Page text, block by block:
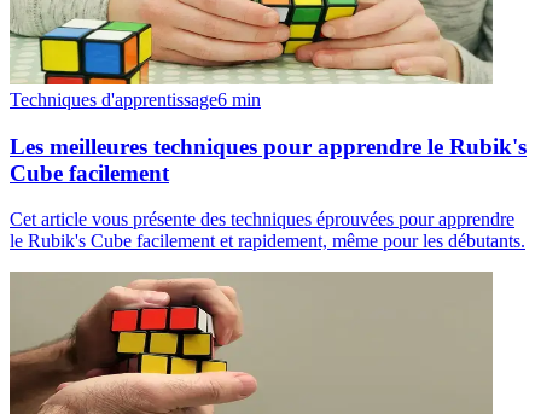
Techniques d'apprentissage6 min
Les meilleures techniques pour apprendre le Rubik's
Cube facilement
Cet article vous présente des techniques éprouvées pour apprendre
le Rubik's Cube facilement et rapidement, même pour les débutants.